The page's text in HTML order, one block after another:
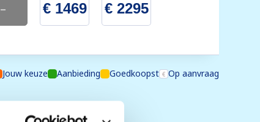
- € 1469 € 2295
Jouw keuze Aanbieding Goedkoopst Op aanvraag